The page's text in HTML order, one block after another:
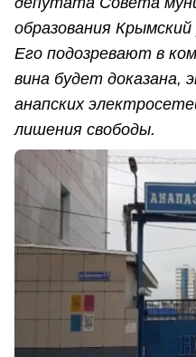
образования
Его подозревают в
вина будет доказана,
анапских
лишения свободы.